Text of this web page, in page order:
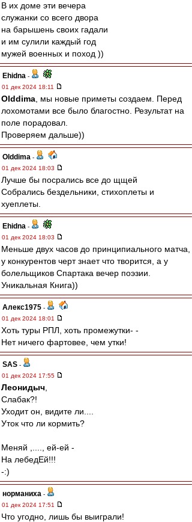
В их доме эти вечера
служанки со всего двора
на барышень своих гадали
и им сулили каждый год
мужей военных и поход ))
Ehidna -
01 дек 2024 18:11
Olddima , мы новые приметы создаем. Перед
лохомотами все было благостно. Результат на
поле порадовал.
Проверяем дальше))
Olddima -
01 дек 2024 18:03
Лучше бы посрались все до щщей
Собрались бездельники, стихоплеты и
хуеплеты.
Ehidna -
01 дек 2024 18:03
Меньше двух часов до принципиального матча,
у конкурентов черт знает что творится, а у
болельщиков Спартака вечер поэзии.
Уникальная Книга))
Алекс1975 -
01 дек 2024 18:01
Хоть туры РПЛ, хоть промежутки- -
Нет ничего фартовее, чем утки!
SAS -
01 дек 2024 17:55
Леонидыч
Слабак?!
Уходит он, видите ли....
Уток что ли кормить?
Меняй ,...., ей-ей -
На лебедЕй!!!
-:)
норманиха -
01 дек 2024 17:51
Что угодно, лишь бы выиграли!